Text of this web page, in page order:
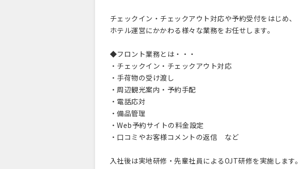
チェックイン・チェックアウト対応や予約受付をはじめ、
ホテル運営にかかわる様々な業務をお任せします。
◆フロント業務とは・・・
・チェックイン・チェックアウト対応
・手荷物の受け渡し
・周辺観光案内・予約手配
・電話応対
・備品管理
・Web予約サイトの料金設定
・口コミやお客様コメントの返信 など
入社後は実地研修・先輩社員によるOJT研修を実施します。